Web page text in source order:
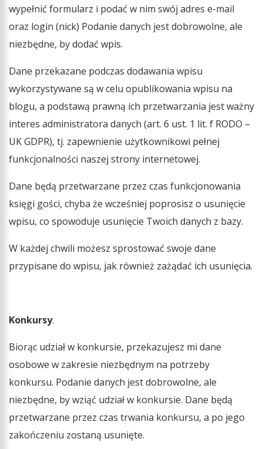
wypełnić formularz i podać w nim swój adres e-mail
oraz login (nick) Podanie danych jest dobrowolne, ale
niezbędne, by dodać wpis.
Dane przekazane podczas dodawania wpisu
wykorzystywane są w celu opublikowania wpisu na
blogu, a podstawą prawną ich przetwarzania jest ważny
interes administratora danych (art. 6 ust. 1 lit. f RODO –
UK GDPR), tj. zapewnienie użytkownikowi pełnej
funkcjonalności naszej strony internetowej.
Dane będą przetwarzane przez czas funkcjonowania
księgi gości, chyba że wcześniej poprosisz o usunięcie
wpisu, co spowoduje usunięcie Twoich danych z bazy.
W każdej chwili możesz sprostować swoje dane
przypisane do wpisu, jak również zażądać ich usunięcia.
Konkursy.
Biorąc udział w konkursie, przekazujesz mi dane
osobowe w zakresie niezbędnym na potrzeby
konkursu. Podanie danych jest dobrowolne, ale
niezbędne, by wziąć udział w konkursie. Dane będą
przetwarzane przez czas trwania konkursu, a po jego
zakończeniu zostaną usunięte.